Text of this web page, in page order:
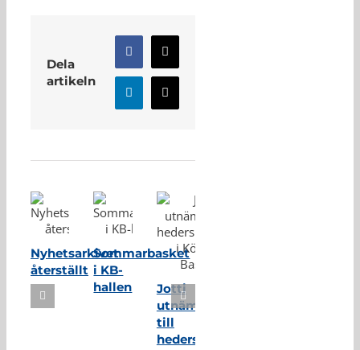
Dela
artikeln
Facebook
X
LinkedInE-
post
Nyhetsarkivet
återställt
Sommarbasket
i KB-
hallen
Jotti
utnämnd
till
hedersmedlem